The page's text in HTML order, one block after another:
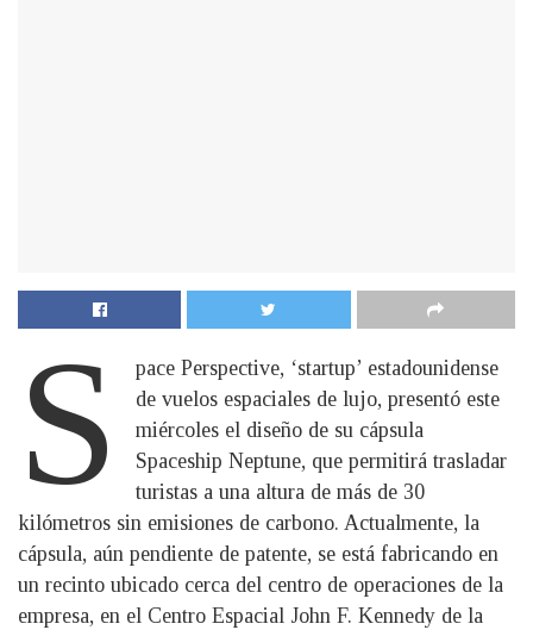
S
pace Perspective, ‘startup’ estadounidense
de vuelos espaciales de lujo, presentó este
miércoles el diseño de su cápsula
Spaceship Neptune, que permitirá trasladar
turistas a una altura de más de 30
kilómetros sin emisiones de carbono. Actualmente, la
cápsula, aún pendiente de patente, se está fabricando en
un recinto ubicado cerca del centro de operaciones de la
empresa, en el Centro Espacial John F. Kennedy de la